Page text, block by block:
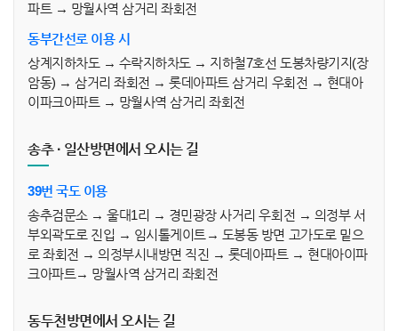
파트 → 망월사역 삼거리 좌회전
동부간선로 이용 시
상계지하차도 → 수락지하차도 → 지하철7호선 도봉차량기지(장
암동) → 삼거리 좌회전 → 롯데아파트 삼거리 우회전 → 현대아
이파크아파트 → 망월사역 삼거리 좌회전
송추 · 일산방면에서 오시는 길
39번 국도 이용
송추검문소 → 울대1리 → 경민광장 사거리 우회전 → 의정부 서
부외곽도로 진입 → 임시톨게이트→ 도봉동 방면 고가도로 밑으
로 좌회전 → 의정부시내방면 직진 → 롯데아파트 → 현대아이파
크아파트→ 망월사역 삼거리 좌회전
동두천방면에서 오시는 길